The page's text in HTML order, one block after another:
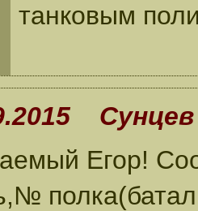
танковым
Егор!